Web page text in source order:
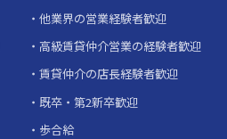
他業界の営業経験者歓迎
高級賃貸仲介営業の経験者歓迎
賃貸仲介の店長経験者歓迎
既卒・第2新卒歓迎
歩合給